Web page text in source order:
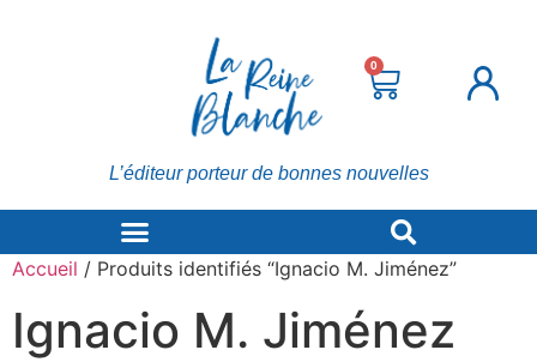
0
L’éditeur porteur de bonnes nouvelles
Accueil / Produits identifiés “Ignacio M. Jiménez”
Ignacio M. Jiménez